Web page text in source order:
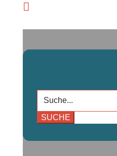

Kennt nicht jeder diese
das Meeting jetzt